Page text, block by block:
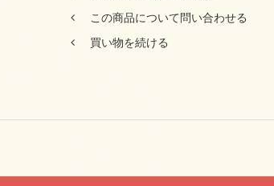
この商品について問い合わせる
買い物を続ける